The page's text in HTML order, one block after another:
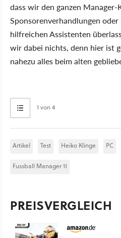
dass wir den ganzen
Sponsorenverhandlungen
hilfreichen Assistenten
wir dabei nichts, denn hier ist
nahezu alles beim alten
1 von 4
Artikel Test Heiko Klinge PC
Fussball Manager 11
PREISVERGLEICH